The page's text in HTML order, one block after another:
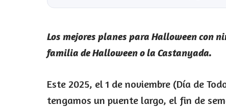
Los mejores planes para Halloween con
familia de Halloween o la Castanyada.
Este 2025, el 1 de noviembre (Día de
tengamos un puente largo, el fin de